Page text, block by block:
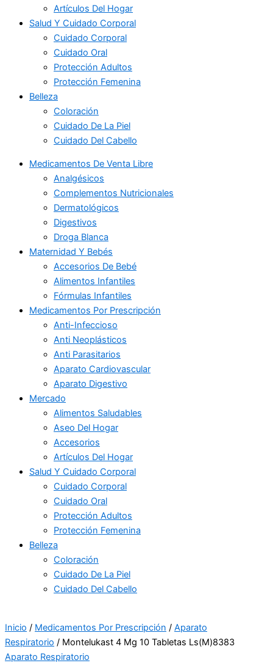
Artículos Del Hogar
Salud Y Cuidado Corporal
Cuidado Corporal
Cuidado Oral
Protección Adultos
Protección Femenina
Belleza
Coloración
Cuidado De La Piel
Cuidado Del Cabello
Medicamentos De Venta Libre
Analgésicos
Complementos Nutricionales
Dermatológicos
Digestivos
Droga Blanca
Maternidad Y Bebés
Accesorios De Bebé
Alimentos Infantiles
Fórmulas Infantiles
Medicamentos Por Prescripción
Anti-Infeccioso
Anti Neoplásticos
Anti Parasitarios
Aparato Cardiovascular
Aparato Digestivo
Mercado
Alimentos Saludables
Aseo Del Hogar
Accesorios
Artículos Del Hogar
Salud Y Cuidado Corporal
Cuidado Corporal
Cuidado Oral
Protección Adultos
Protección Femenina
Belleza
Coloración
Cuidado De La Piel
Cuidado Del Cabello
Inicio / Medicamentos Por Prescripción / Aparato
Respiratorio / Montelukast 4 Mg 10 Tabletas Ls(M)8383
Aparato Respiratorio